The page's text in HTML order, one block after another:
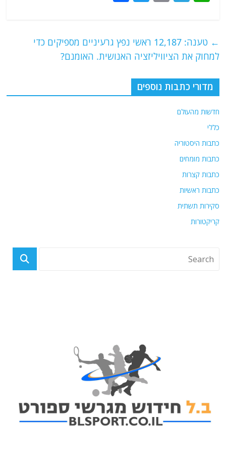
s
A
p
p
g
ra
m
l
er
e
b
o
←
טענה: 12,187 ראשי נפץ גרעיניים מספיקים כדי
למחוק את הציוויליזציה האנושית. האומנם?
מדורי כתבות נוספים
חדשות מהעולם
כללי
כתבות היסטוריה
כתבות מומחים
כתבות קצרות
כתבות ראשיות
סקירות תשתית
קריקטורות